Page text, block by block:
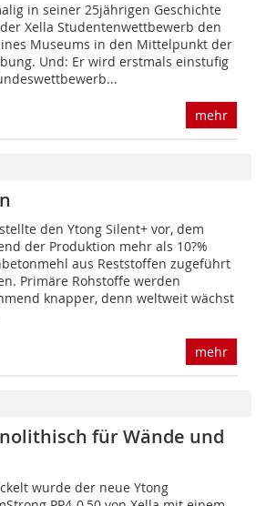
in seiner 25jährigen Geschichte
Xella Studentenwettbewerb den
Museums in den Mittelpunkt der
Und: Er wird erstmals einstufig
mehr
den Ytong Silent+ vor, dem
der Produktion mehr als 10?%
aus Reststoffen zugeführt
Primäre Rohstoffe werden
knapper, denn weltweit wächst
mehr
für Wände und
wurde der neue Ytong